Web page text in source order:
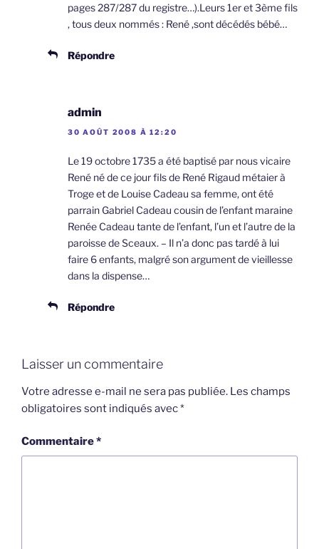
pages 287/287 du registre…).Leurs 1er et 3ème fils
, tous deux nommés : René ,sont décédés bébé…
Répondre
admin
30 AOÛT 2008 À 12:20
Le 19 octobre 1735 a été baptisé par nous vicaire
René né de ce jour fils de René Rigaud métaier à
Troge et de Louise Cadeau sa femme, ont été
parrain Gabriel Cadeau cousin de l’enfant maraine
Renée Cadeau tante de l’enfant, l’un et l’autre de la
paroisse de Sceaux. – Il n’a donc pas tardé à lui
faire 6 enfants, malgré son argument de vieillesse
dans la dispense…
Répondre
Laisser un commentaire
Votre adresse e-mail ne sera pas publiée. Les champs
obligatoires sont indiqués avec*
Commentaire*